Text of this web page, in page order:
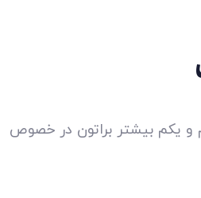
و یکم بیشتر براتون در خصوص